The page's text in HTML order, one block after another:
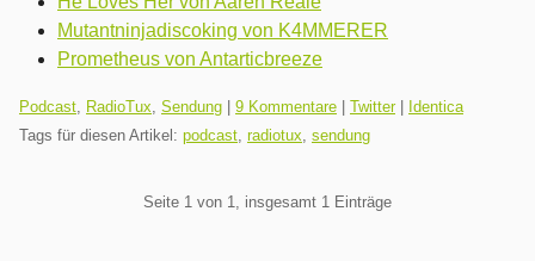
Mutantninjadiscoking von K4MMERER
Prometheus von Antarticbreeze
Kategorien:
Podcast, RadioTux, Sendung 9 Kommentare Twitter|
Identica
Tags für diesen Artikel: podcast, radiotux, sendung
Seite 1 von 1, insgesamt 1 Einträge